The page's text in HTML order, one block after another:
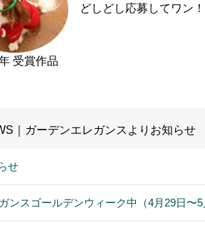
どしどし応募してワン！
受賞作品
｜ガーデンエレガンスよりお知らせ
せ
ンスゴールデンウィーク中（4月29日〜